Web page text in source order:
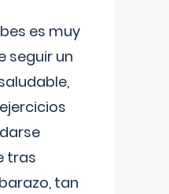
es muy
seguir un
tras
tan